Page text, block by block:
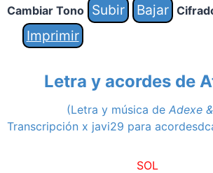
Cambiar Tono Subir Bajar
Imprimir
Letra y acordes de
(Letra y música de Adexe
Transcripción x javi29 para
SOL